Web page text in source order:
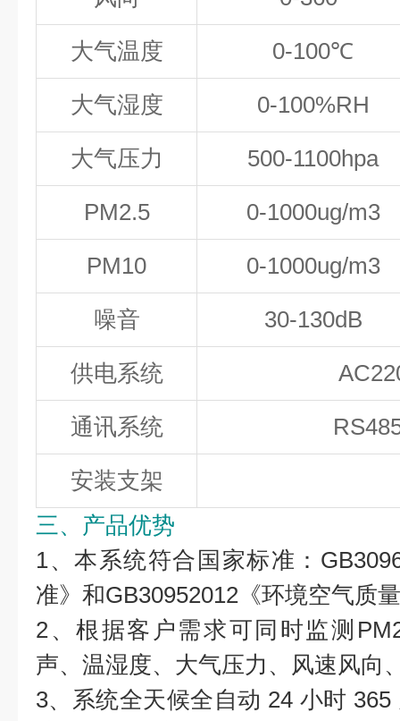
大气温度
0-100℃
大气湿度
0-100%RH
大气压力
500-1100hpa
PM2.5
0-1000ug/m3
PM10
0-1000ug/m3
噪音
30-130dB
供电系统
通讯系统
安装支架
三、产品优势
1、本系统符合国家标准：
准》和GB30952012《环境空气质
2、根据客户需求可同时监测
声、温湿度、大气压力、风速风向
3、系统全天候全自动 24 小时